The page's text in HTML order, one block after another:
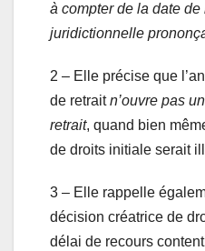
à compter de la date
juridictionnelle
2 – Elle précise que
de retraitn’ouvre pas
retrait, quand bien
de droits initiale serait
3 – Elle rappelle
décision créatrice de
délai de recours